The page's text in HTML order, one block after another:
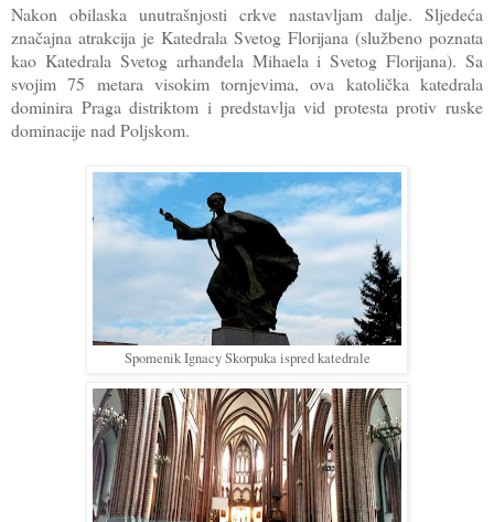
Nakon obilaska unutrašnjosti crkve nastavljam dalje. Sljedeća
značajna atrakcija je Katedrala Svetog Florijana (službeno poznata
kao Katedrala Svetog arhanđela Mihaela i Svetog Florijana). Sa
svojim 75 metara visokim tornjevima, ova katolička katedrala
dominira Praga distriktom i predstavlja vid protesta protiv ruske
dominacije nad Poljskom.
Spomenik Ignacy Skorpuka ispred katedrale